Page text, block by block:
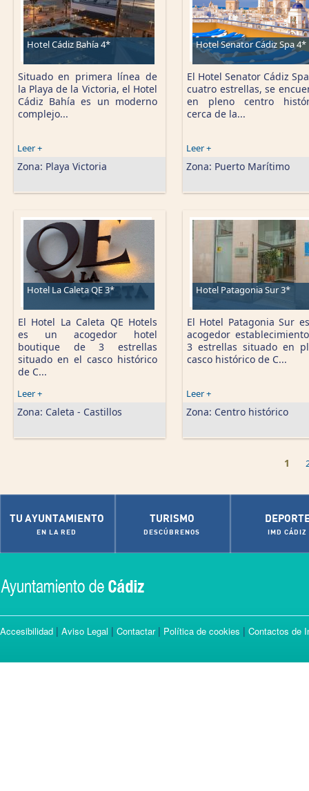
Hotel Cádiz Bahía 4*
Situado en primera línea de
la Playa de la Victoria, el Hotel
Cádiz Bahía es un moderno
complejo...
Leer +
Zona: Playa Victoria
Hotel Senator Cádiz Spa 4*
El Hotel Senator Cádiz
cuatro estrellas, se
en pleno centro
cerca de la...
Leer +
Zona: Puerto Marítimo
Hotel La Caleta QE 3*
El Hotel La Caleta QE Hotels
es un acogedor hotel
boutique de 3 estrellas
situado en el casco histórico
de C...
Leer +
Zona: Caleta - Castillos
Hotel Patagonia Sur 3*
El Hotel Patagonia Sur
acogedor
3 estrellas situado en
casco histórico de C...
Leer +
Zona: Centro histórico
1
TU AYUNTAMIENTO
EN LA RED
TURISMO
DESCÚBRENOS IMD CÁDIZ
Accesibilidad | Aviso Legal | Contactar| Política de cookies | Contactos de